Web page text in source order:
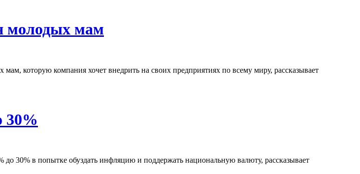
молодых мам
которую компания хочет внедрить на своих предприятиях по всему миру, рассказывает
30%
30% в попытке обуздать инфляцию и поддержать национальную валюту, рассказывает